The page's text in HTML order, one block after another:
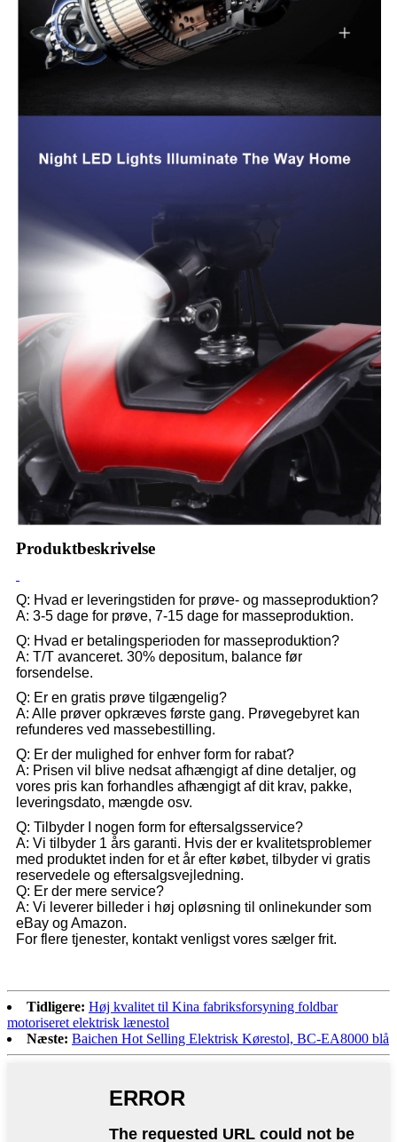
Produktbeskrivelse
Q: Hvad er leveringstiden for prøve- og masseproduktion?
A: 3-5 dage for prøve, 7-15 dage for masseproduktion.
Q: Hvad er betalingsperioden for masseproduktion?
A: T/T avanceret. 30% depositum, balance før
forsendelse.
Q: Er en gratis prøve tilgængelig?
A: Alle prøver opkræves første gang. Prøvegebyret kan
refunderes ved massebestilling.
Q: Er der mulighed for enhver form for rabat?
A: Prisen vil blive nedsat afhængigt af dine detaljer, og
vores pris kan forhandles afhængigt af dit krav, pakke,
leveringsdato, mængde osv.
Q: Tilbyder I nogen form for eftersalgsservice?
A: Vi tilbyder 1 års garanti. Hvis der er kvalitetsproblemer
med produktet inden for et år efter købet, tilbyder vi gratis
reservedele og eftersalgsvejledning.
Q: Er der mere service?
A: Vi leverer billeder i høj opløsning til onlinekunder som
eBay og Amazon.
For flere tjenester, kontakt venligst vores sælger frit.
Tidligere: Høj kvalitet til Kina fabriksforsyning foldbar
motoriseret elektrisk lænestol
Næste: Baichen Hot Selling Elektrisk Kørestol, BC-EA8000 blå